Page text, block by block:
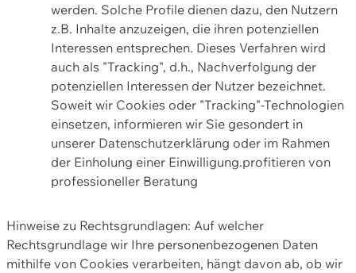
werden. Solche Profile dienen dazu, den Nutzern
z.B. Inhalte anzuzeigen, die ihren potenziellen
Interessen entsprechen. Dieses Verfahren wird
auch als "Tracking", d.h., Nachverfolgung der
potenziellen Interessen der Nutzer bezeichnet.
Soweit wir Cookies oder "Tracking"-Technologien
einsetzen, informieren wir Sie gesondert in
unserer Datenschutzerklärung oder im Rahmen
der Einholung einer Einwilligung.profitieren von
professioneller Beratung
Hinweise zu Rechtsgrundlagen: Auf welcher
Rechtsgrundlage wir Ihre personenbezogenen Daten
mithilfe von Cookies verarbeiten, hängt davon ab, ob wir